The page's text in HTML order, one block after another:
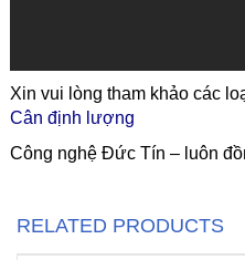
Xin vui lòng tham khảo các
Cân định lượng
Công nghệ Đức Tín – luôn
RELATED PRODUCTS